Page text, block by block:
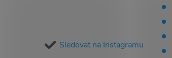
Sledovat na Instagramu